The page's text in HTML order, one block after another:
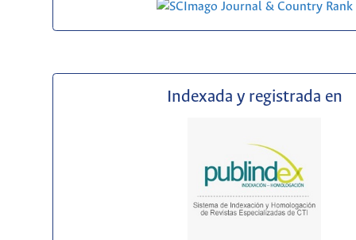
Indexada y registrada en